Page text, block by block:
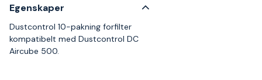
Egenskaper
Dustcontrol 10-pakning forfilter
kompatibelt med Dustcontrol DC
Aircube 500.